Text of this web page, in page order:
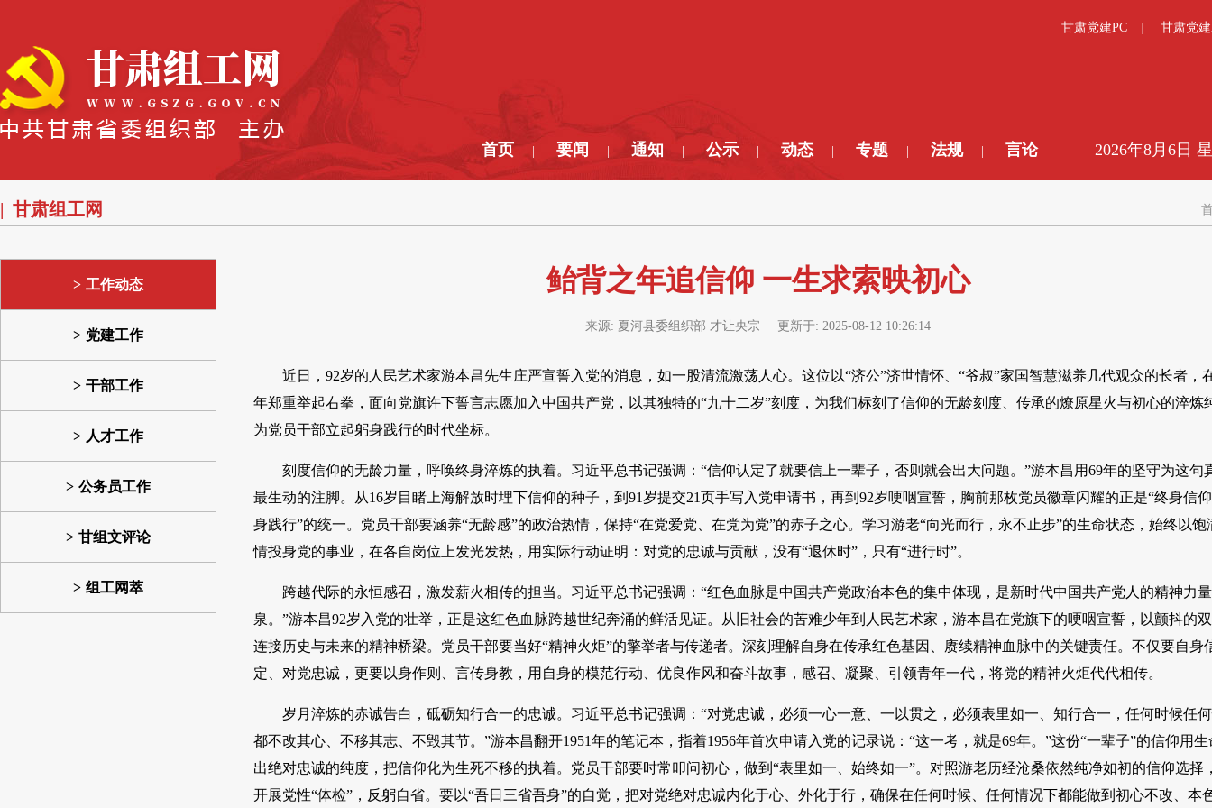
甘肃党建PC 甘肃党
首页 要闻 通知 公示 动态 专题 法规 言论 2026年8月6日
甘肃组工网
工作动态
党建工作
干部工作
人才工作
公务员工作
甘组文评论
组工网萃
鲐背之年追信仰 一生求索映初心
来源: 夏河县委组织部 才让央宗 更新于: 2025-08-12 10:26:14
近日，92岁的人民艺术家游本昌先生庄严宣誓入党的消息，如一股清流激荡人心。这位以“济公”济世情怀、“爷叔”家国智慧滋养几代观众的长者，
年郑重举起右拳，面向党旗许下誓言志愿加入中国共产党，以其独特的“九十二岁”刻度，为我们标刻了信仰的无龄刻度、传承的燎原星火与初心的淬炼
为党员干部立起躬身践行的时代坐标。
刻度信仰的无龄力量，呼唤终身淬炼的执着。习近平总书记强调：“信仰认定了就要信上一辈子，否则就会出大问题。”游本昌用69年的坚守为这句
最生动的注脚。从16岁目睹上海解放时埋下信仰的种子，到91岁提交21页手写入党申请书，再到92岁哽咽宣誓，胸前那枚党员徽章闪耀的正是“终身信
身践行”的统一。党员干部要涵养“无龄感”的政治热情，保持“在党爱党、在党为党”的赤子之心。学习游老“向光而行，永不止步”的生命状态，始终以饱
情投身党的事业，在各自岗位上发光发热，用实际行动证明：对党的忠诚与贡献，没有“退休时”，只有“进行时”。
跨越代际的永恒感召，激发薪火相传的担当。习近平总书记强调：“红色血脉是中国共产党政治本色的集中体现，是新时代中国共产党人的精神力
泉。”游本昌92岁入党的壮举，正是这红色血脉跨越世纪奔涌的鲜活见证。从旧社会的苦难少年到人民艺术家，游本昌在党旗下的哽咽宣誓，以颤抖的
连接历史与未来的精神桥梁。党员干部要当好“精神火炬”的擎举者与传递者。深刻理解自身在传承红色基因、赓续精神血脉中的关键责任。不仅要自身
定、对党忠诚，更要以身作则、言传身教，用自身的模范行动、优良作风和奋斗故事，感召、凝聚、引领青年一代，将党的精神火炬代代相传。
岁月淬炼的赤诚告白，砥砺知行合一的忠诚。习近平总书记强调：“对党忠诚，必须一心一意、一以贯之，必须表里如一、知行合一，任何时候任
都不改其心、不移其志、不毁其节。”游本昌翻开1951年的笔记本，指着1956年首次申请入党的记录说：“这一考，就是69年。”这份“一辈子”的信仰用
出绝对忠诚的纯度，把信仰化为生死不移的执着。党员干部要时常叩问初心，做到“表里如一、始终如一”。对照游老历经沧桑依然纯净如初的信仰选择
开展党性“体检”，反躬自省。要以“吾日三省吾身”的自觉，把对党绝对忠诚内化于心、外化于行，确保在任何时候、任何情况下都能做到初心不改、本